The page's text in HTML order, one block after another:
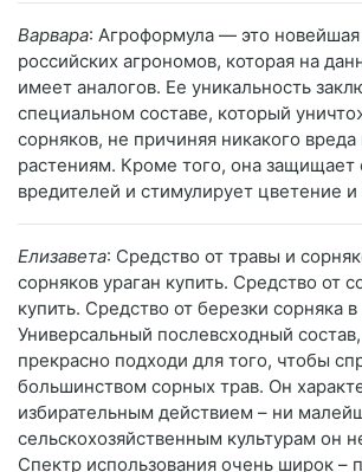
Варвара: Агроформула — это новейшая
российских агрономов, которая на
имеет аналогов. Ее уникальность
специальном составе, который
сорняков, не причиняя никакого
растениям. Кроме того, она
вредителей и стимулирует цветение
Елизавета: Средство от травы и
сорняков ураган купить. Средство от
купить. Средство от березки сорняка
Универсальный послевсходный
прекрасно подходи для того, чтобы
большинством сорных трав. Он
избирательным действием – ни
сельскохозяйственным культурам он
Спектр использования очень широк –